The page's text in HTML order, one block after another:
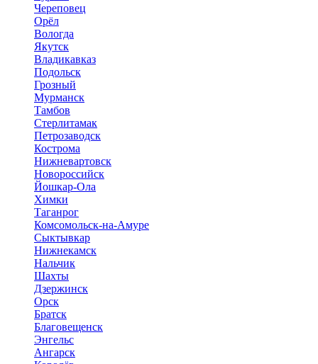
Череповец
Орёл
Вологда
Якутск
Владикавказ
Подольск
Грозный
Мурманск
Тамбов
Стерлитамак
Петрозаводск
Кострома
Нижневартовск
Новороссийск
Йошкар-Ола
Химки
Таганрог
Комсомольск-на-Амуре
Сыктывкар
Нижнекамск
Нальчик
Шахты
Дзержинск
Орск
Братск
Благовещенск
Энгельс
Ангарск